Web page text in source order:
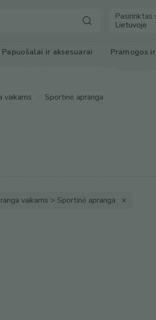
Pasirinktas
Lietuvoje
Papuošalai ir aksesuarai Pramogos
vaikams Sportinė apranga
vaikams > Sportinė apranga ✕